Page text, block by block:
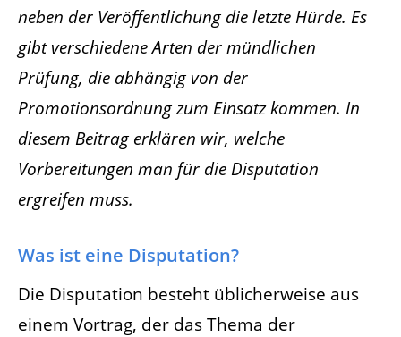
neben der Veröffentlichung die letzte Hürde. Es
gibt verschiedene Arten der mündlichen
Prüfung, die abhängig von der
Promotionsordnung zum Einsatz kommen. In
diesem Beitrag erklären wir, welche
Vorbereitungen man für die Disputation
ergreifen muss.
Was ist eine Disputation?
Die Disputation besteht üblicherweise aus
einem Vortrag, der das Thema der